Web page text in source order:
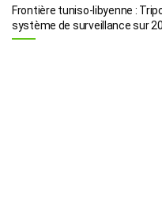
Frontière tuniso-libyenne :
système de surveillance sur